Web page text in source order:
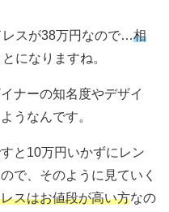
スが38万円なので…相
になりますね。
ナーの知名度やデザイ
うなんです。
と10万円いかずにレン
で、そのように見ていく
スはお値段が高い方なの